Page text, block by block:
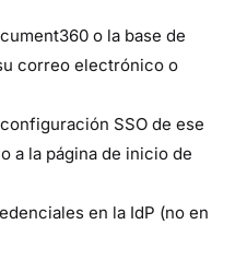
o la base de
correo electrónico o
SSO de ese
a la página de inicio de
en la IdP (no en